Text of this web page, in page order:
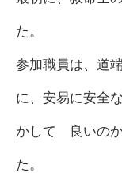
た。
参加職員は、道
に、安易に安全
かして 良いのか
た。